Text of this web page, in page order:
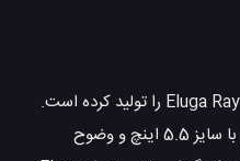
پاناسونیک در سال 2019 موبایل Eluga Ray 800 را تولید کرده است.
Eluga ری 800 دارای صفحه نمایشی با سایز 5.5 اینچ و وضوح